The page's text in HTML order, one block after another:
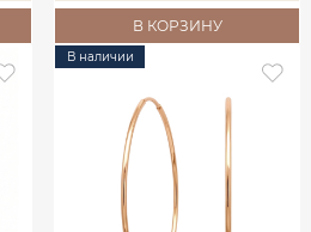
В КОРЗИНУ
В наличии